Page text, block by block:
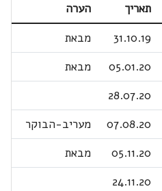
תאריך
הערה
31.10.19
מבאת
05.01.20
מבאת
28.07.20
07.08.20
מעריב-הבוקר
05.11.20
מבאת
24.11.20